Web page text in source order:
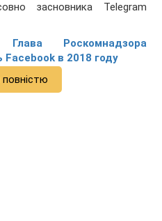
засновника Telegram
Глава Роскомнадзора
Facebook в 2018 году